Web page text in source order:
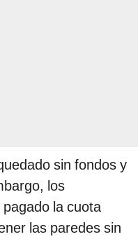
sin fondos y
los
la cuota
las paredes sin